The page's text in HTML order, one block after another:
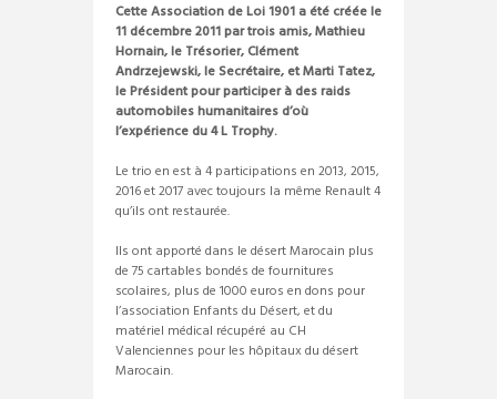
Cette Association de Loi 1901 a été créée le
11 décembre 2011 par trois amis, Mathieu
Hornain, le Trésorier, Clément
Andrzejewski, le Secrétaire, et Marti Tatez,
le Président pour participer à des raids
automobiles humanitaires d’où
l’expérience du 4 L Trophy.
Le trio en est à 4 participations en 2013, 2015,
2016 et 2017 avec toujours la même Renault 4
qu’ils ont restaurée.
Ils ont apporté dans le désert Marocain plus
de 75 cartables bondés de fournitures
scolaires, plus de 1000 euros en dons pour
l’association Enfants du Désert, et du
matériel médical récupéré au CH
Valenciennes pour les hôpitaux du désert
Marocain.